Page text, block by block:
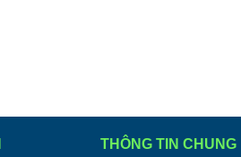
THÔNG TIN CHUNG